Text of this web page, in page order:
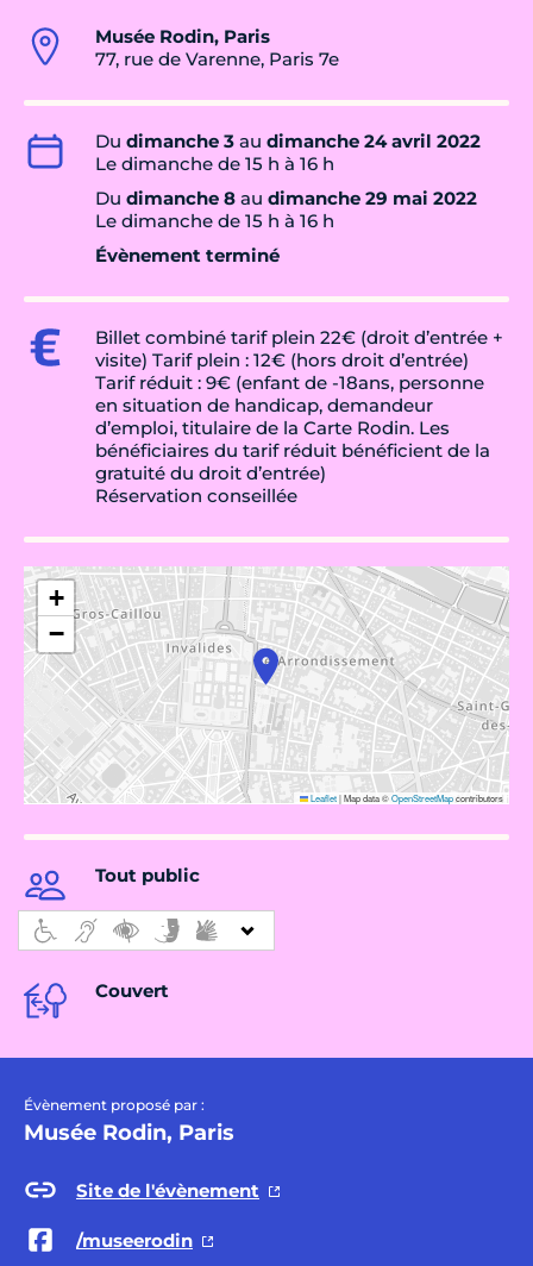
Musée Rodin, Paris
77, rue de Varenne, Paris 7e
Du dimanche 3 au dimanche 24 avril 2022
Le dimanche de 15 h à 16 h
Du dimanche 8 au dimanche 29 mai 2022
Le dimanche de 15 h à 16 h
Évènement terminé
Billet combiné tarif plein 22€ (droit d’entrée +
visite) Tarif plein : 12€ (hors droit d’entrée)
Tarif réduit : 9€ (enfant de -18ans, personne
en situation de handicap, demandeur
d’emploi, titulaire de la Carte Rodin. Les
bénéficiaires du tarif réduit bénéficient de la
gratuité du droit d’entrée)
Réservation conseillée
+
−
Leaflet|Map data ©OpenStreetMapcontributors
Tout public
Couvert
Évènement proposé par :
Musée Rodin, Paris
Site de l'évènement
/museerodin